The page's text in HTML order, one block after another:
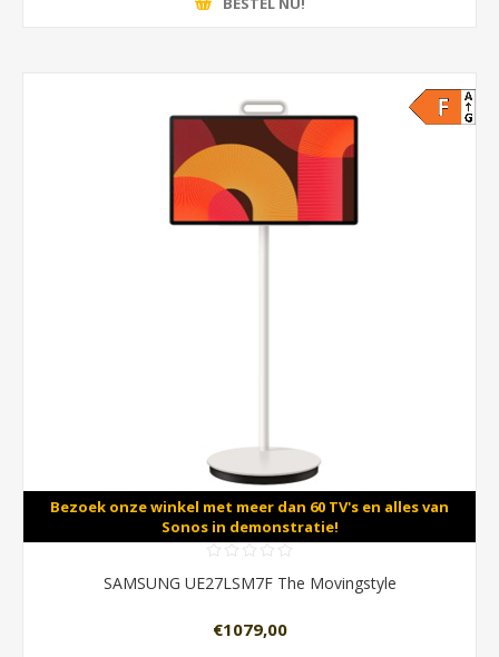
Bezoek onze winkel met meer dan 60 TV's en alles van
Sonos in demonstratie!
SAMSUNG UE27LSM7F The Movingstyle
€1079,00